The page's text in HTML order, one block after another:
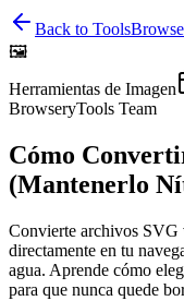
Back to Tools
🖼️
Herramientas de Imagen
BrowseryTools Team
Cómo
(Mantenerlo
Convierte archivos SVG
directamente en tu
agua. Aprende cómo
para que nunca quede